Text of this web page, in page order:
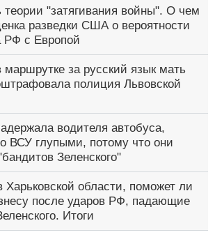
теории "затягивания войны". О чем
разведки США о вероятности
РФ с Европой
за русский язык мать
полиция Львовской
водителя автобуса,
ВСУ глупыми, потому что они
Зеленского"
Харьковской области, поможет ли
после ударов РФ, падающие
Итоги